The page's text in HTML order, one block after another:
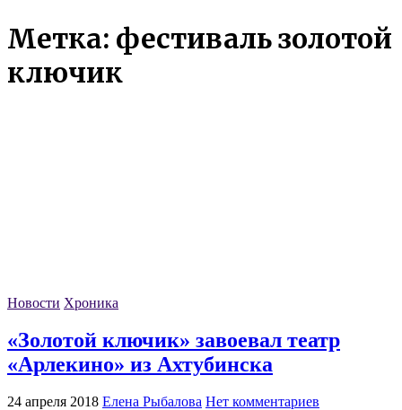
Метка: фестиваль золотой
ключик
Новости Хроника
«Золотой ключик» завоевал театр
«Арлекино» из Ахтубинска
24 апреля 2018 Елена Рыбалова Нет комментариев